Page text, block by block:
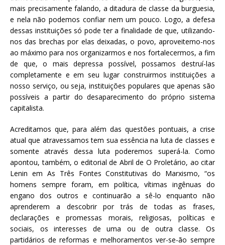
mais precisamente falando, a ditadura de classe da burguesia,
e nela não podemos confiar nem um pouco. Logo, a defesa
dessas instituições só pode ter a finalidade de que, utilizando-
nos das brechas por elas deixadas, o povo, aproveitemo-nos
ao máximo para nos organizarmos e nos fortalecermos, a fim
de que, o mais depressa possível, possamos destruí-las
completamente e em seu lugar construirmos instituições a
nosso serviço, ou seja, instituições populares que apenas são
possíveis a partir do desaparecimento do próprio sistema
capitalista.
Acreditamos que, para além das questões pontuais, a crise
atual que atravessamos tem sua essência na luta de classes e
somente através dessa luta poderemos superá-la. Como
apontou, também, o editorial de Abril de O Proletário, ao citar
Lenin em As Três Fontes Constitutivas do Marxismo, “os
homens sempre foram, em política, vítimas ingênuas do
engano dos outros e continuarão a sê-lo enquanto não
aprenderem a descobrir por trás de todas as frases,
declarações e promessas morais, religiosas, políticas e
sociais, os interesses de uma ou de outra classe. Os
partidários de reformas e melhoramentos ver-se-ão sempre